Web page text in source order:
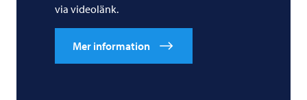
via videolänk.
Mer information